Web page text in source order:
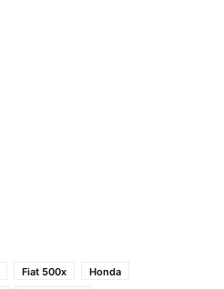
Fiat 500x
Honda